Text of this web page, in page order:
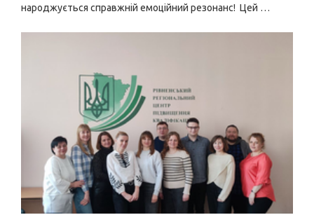
народжується справжній емоційний резонанс! Цей …